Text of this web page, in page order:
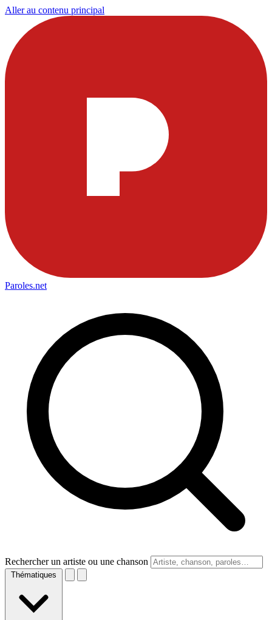
Aller au contenu principal
Paroles.net
Rechercher un artiste ou une chanson
Thématiques